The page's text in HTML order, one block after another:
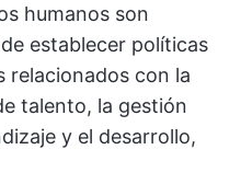
humanos son
establecer políticas
relacionados con la
talento, la gestión
y el desarrollo,